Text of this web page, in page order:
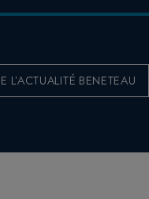
L'ACTUALITÉ BENETEAU